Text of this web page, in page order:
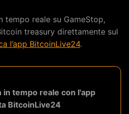
tempo reale su GameStop,
treasury direttamente sul
l’app BitcoinLive24.
in tempo reale con l'app
BitcoinLive24